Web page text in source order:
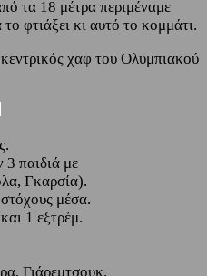
τα 18 μέτρα περιμέναμε
φτιάξει κι αυτό το κομμάτι.
χαφ του Ολυμπιακού
3 παιδιά με
Γκαρσία).
μέσα.
1 εξτρέμ.
Γιάρεμτσουκ.